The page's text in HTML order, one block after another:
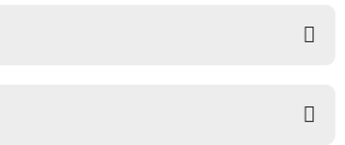
öneri formunu kullanarak tarafımıza